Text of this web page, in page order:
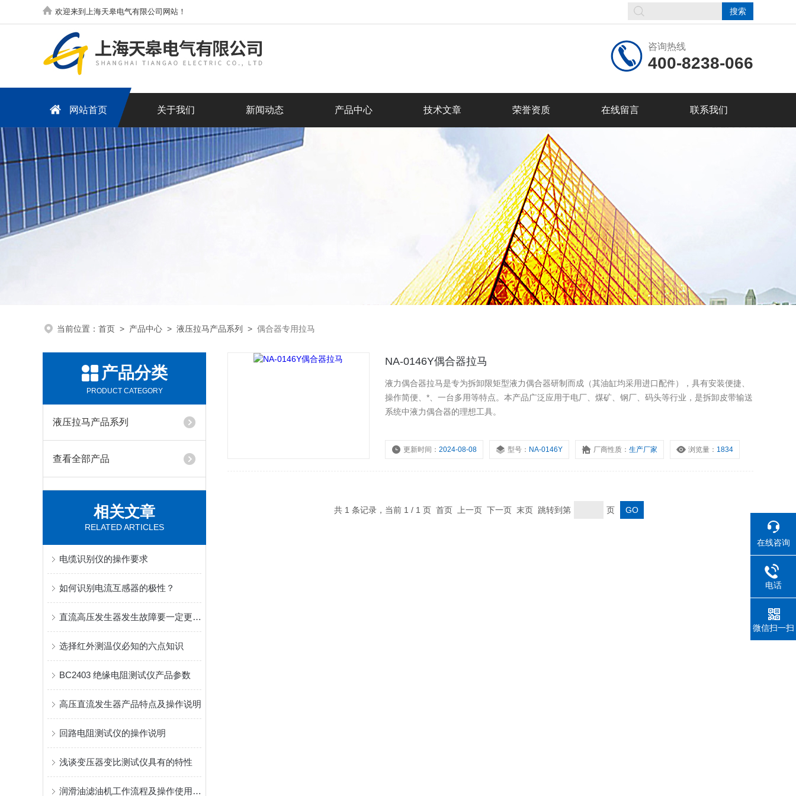
欢迎来到上海天皋电气有限公司网站！
咨询热线
400-8238-066
网站首页 关于我们 新闻动态 产品中心 技术文章 荣誉资质 在线留言 联系我们
当前位置： 首页 > 产品中心 > 液压拉马产品系列 > 偶合器专用拉马
产品分类
PRODUCT CATEGORY
液压拉马产品系列
查看全部产品
相关文章
RELATED ARTICLES
电缆识别仪的操作要求
如何识别电流互感器的极性？
直流高压发生器发生故障要一定更要做好分析
选择红外测温仪必知的六点知识
BC2403 绝缘电阻测试仪产品参数
高压直流发生器产品特点及操作说明
回路电阻测试仪的操作说明
浅谈变压器变比测试仪具有的特性
润滑油滤油机工作流程及操作使用说明
NA-0146Y偶合器拉马
液力偶合器拉马是专为拆卸限矩型液力偶合器研制而成（其油缸均采用进口配件），具有安装便捷、
操作简便、*、一台多用等特点。本产品广泛应用于电厂、煤矿、钢厂、码头等行业，是拆卸皮带输送
系统中液力偶合器的理想工具。
更新时间：2024-08-08 型号： NA-0146Y 厂商性质：生产厂家 浏览量： 1834
共 1 条记录，当前 1 / 1 页 首页 上一页 下一页 末页 跳转到第 页
在线咨询
电话
微信扫一扫